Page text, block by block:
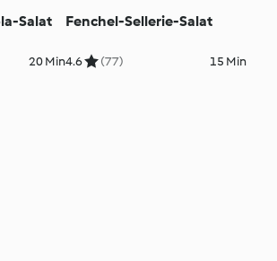
Salat
20 Min
Fenchel-Sellerie-Salat
4.6 (77) 15 Min